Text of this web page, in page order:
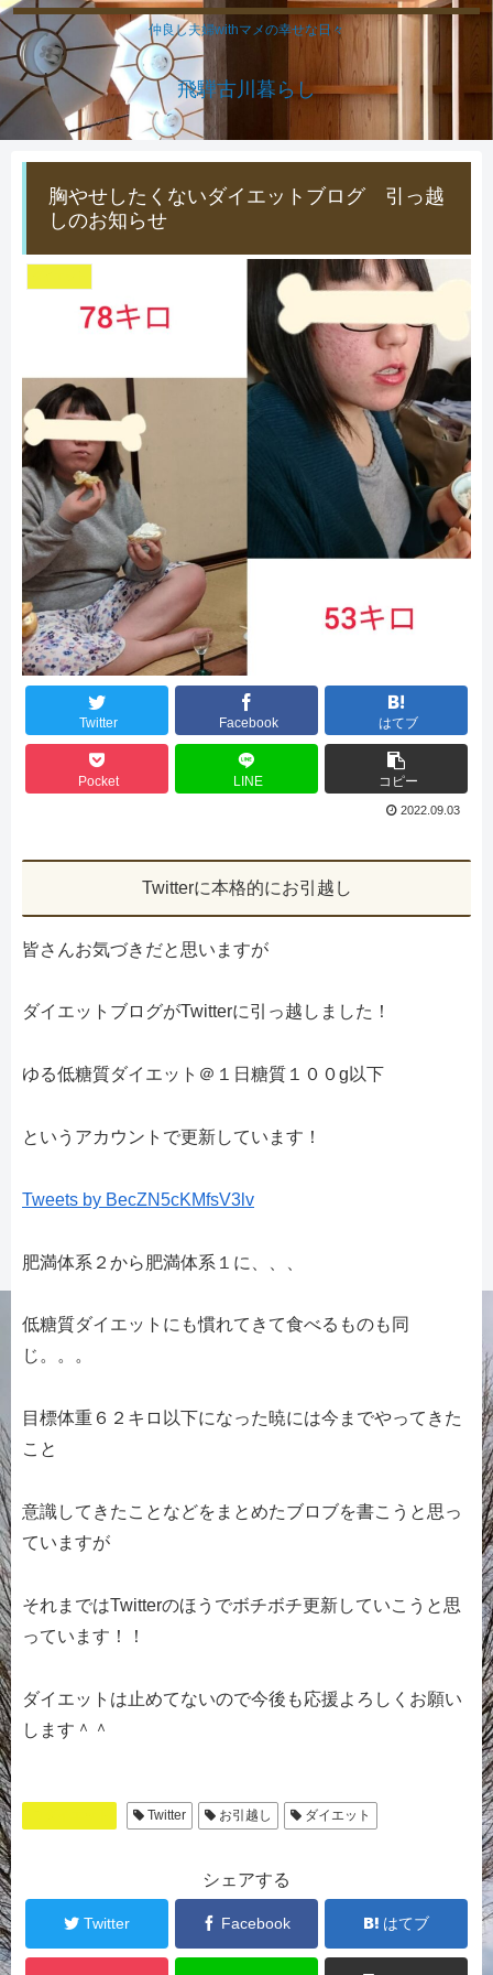
仲良し夫婦withマメの幸せな日々
飛騨古川暮らし
胸やせしたくないダイエットブログ 引っ越
しのお知らせ
Twitter Facebook はてブ
Pocket LINE コピー
2022.09.03
Twitterに本格的にお引越し
皆さんお気づきだと思いますが
ダイエットブログがTwitterに引っ越しました！
ゆる低糖質ダイエット＠１日糖質１００g以下
というアカウントで更新しています！
Tweets by BecZN5cKMfsV3lv
肥満体系２から肥満体系１に、、、
低糖質ダイエットにも慣れてきて食べるものも同
じ。。。
目標体重６２キロ以下になった暁には今までやってきた
こと
意識してきたことなどをまとめたブロブを書こうと思っ
ていますが
それまではTwitterのほうでボチボチ更新していこうと思
っています！！
ダイエットは止めてないので今後も応援よろしくお願い
します＾＾
Twitter お引越し ダイエット
シェアする
Twitter Facebook はてブ